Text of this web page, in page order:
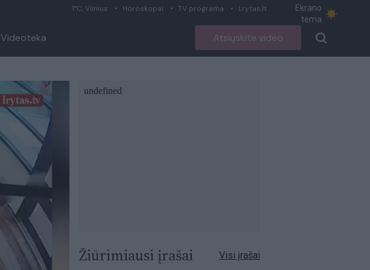
1°C, Vilnius Horoskopai TV programa Lrytas.lt
Ekrano
tema
Videoteka Atsiųskite video
Žiūrimiausi įrašai Visi įrašai